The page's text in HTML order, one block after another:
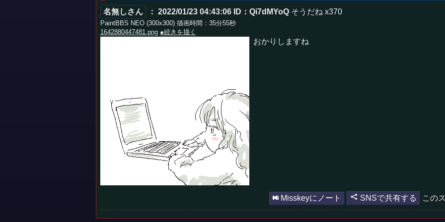
名無しさん ： 2022/01/23 04:43:06 ID：Qi7dMYoQ そうだね x370
PaintBBS NEO (300x300) 描画時間：35分55秒
1642880447481.png ●続きを描く
おかりしますね
Misskeyにノート SNSで共有する この